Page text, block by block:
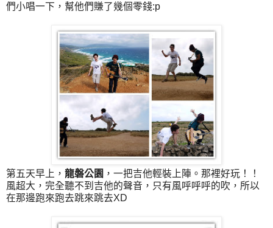
們小唱一下，幫他們賺了幾個零錢:p
第五天早上， 龍磐公園 ，一把吉他輕裝上陣。那裡好玩！！
風超大，完全聽不到吉他的聲音，只有風呼呼呼的吹，所以
在那邊跑來跑去跳來跳去XD